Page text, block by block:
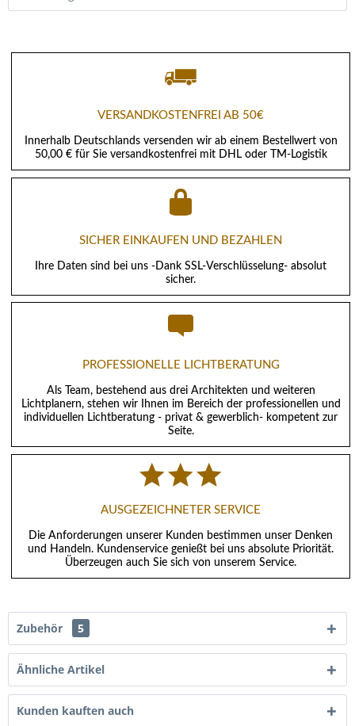
VERSANDKOSTENFREI AB 50€
Innerhalb Deutschlands versenden wir ab einem Bestellwert von
50,00 € für Sie versandkostenfrei mit DHL oder TM-Logistik
SICHER EINKAUFEN UND BEZAHLEN
Ihre Daten sind bei uns -Dank SSL-Verschlüsselung- absolut
sicher.
PROFESSIONELLE LICHTBERATUNG
Als Team, bestehend aus drei Architekten und weiteren
Lichtplanern, stehen wir Ihnen im Bereich der professionellen und
individuellen Lichtberatung - privat & gewerblich- kompetent zur
Seite.
AUSGEZEICHNETER SERVICE
Die Anforderungen unserer Kunden bestimmen unser Denken
und Handeln. Kundenservice genießt bei uns absolute Priorität.
Überzeugen auch Sie sich von unserem Service.
Zubehör 5
Ähnliche Artikel
Kunden kauften auch